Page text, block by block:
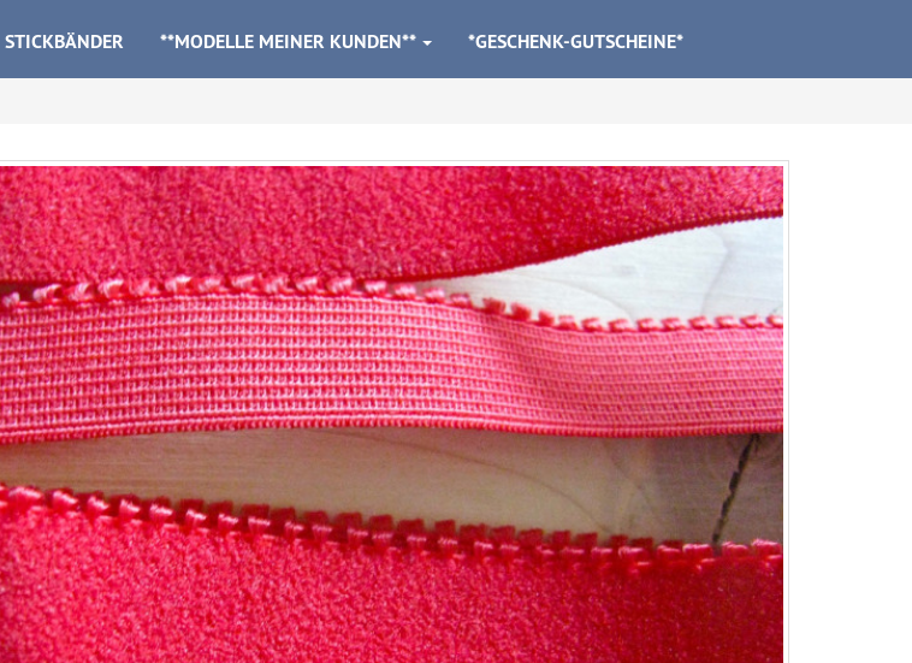
STICKBÄNDER **MODELLE MEINER KUNDEN** *GESCHENK-GUTSCHEINE*